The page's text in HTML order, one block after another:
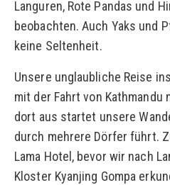
Languren, Rote Pandas und
beobachten. Auch Yaks und
keine Seltenheit.
Unsere unglaubliche Reise ins
mit der Fahrt von Kathmandu
dort aus startet unsere
durch mehrere Dörfer führt.
Lama Hotel, bevor wir nach
Kloster Kyanjing Gompa